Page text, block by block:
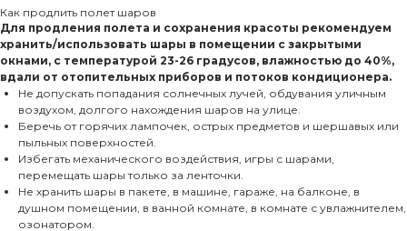
Как продлить полет шаров
Для продления полета и сохранения красоты рекомендуем
хранить/использовать шары в помещении с закрытыми
окнами, с температурой 23-26 градусов, влажностью до 40%,
вдали от отопительных приборов и потоков кондиционера.
Не допускать попадания солнечных лучей, обдувания уличным
воздухом, долгого нахождения шаров на улице.
Беречь от горячих лампочек, острых предметов и шершавых или
пыльных поверхностей.
Избегать механического воздействия, игры с шарами,
перемещать шары только за ленточки.
Не хранить шары в пакете, в машине, гараже, на балконе, в
душном помещении, в ванной комнате, в комнате с увлажнителем,
озонатором.